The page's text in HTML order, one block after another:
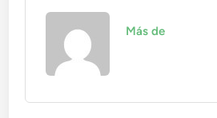
Más de